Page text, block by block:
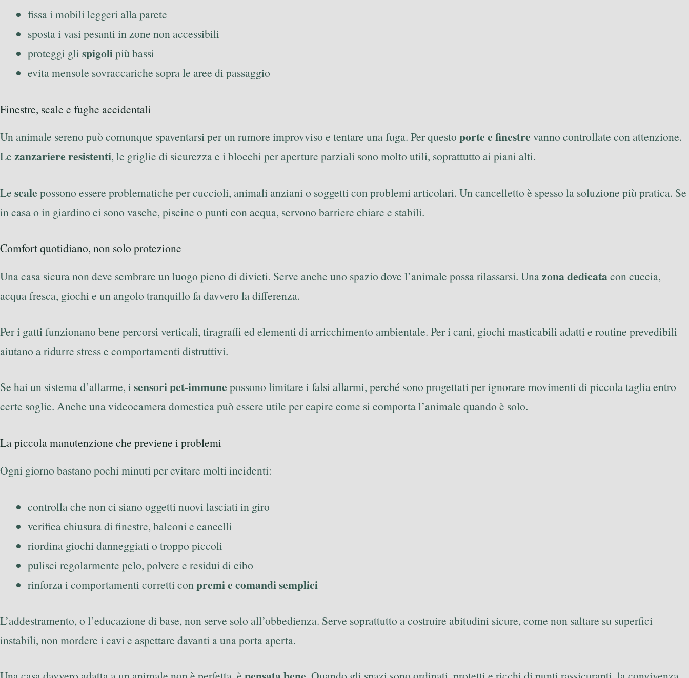
fissa i mobili leggeri alla parete
sposta i vasi pesanti in zone non accessibili
proteggi glispigolipiù bassi
evita mensole sovraccariche sopra le aree di passaggio
Finestre, scale e fughe accidentali
Un animale sereno può comunque spaventarsi per un rumore improvviso e tentare una fuga. Per questo porte e finestre vanno controllate con attenzione.
Le zanzariere resistenti, le griglie di sicurezza e i blocchi per aperture parziali sono molto utili, soprattutto ai piani alti.
Le scale possono essere problematiche per cuccioli, animali anziani o soggetti con problemi articolari. Un cancelletto è spesso la soluzione più pratica. Se
in casa o in giardino ci sono vasche, piscine o punti con acqua, servono barriere chiare e stabili.
Comfort quotidiano, non solo protezione
Una casa sicura non deve sembrare un luogo pieno di divieti. Serve anche uno spazio dove l’animale possa rilassarsi. Unazona dedicatacon cuccia,
acqua fresca, giochi e un angolo tranquillo fa davvero la differenza.
Per i gatti funzionano bene percorsi verticali, tiragraffi ed elementi di arricchimento ambientale. Per i cani, giochi masticabili adatti e routine prevedibili
aiutano a ridurre stress e comportamenti distruttivi.
Se hai un sistema d’allarme, isensori pet-immune possono limitare i falsi allarmi, perché sono progettati per ignorare movimenti di piccola taglia entro
certe soglie. Anche una videocamera domestica può essere utile per capire come si comporta l’animale quando è solo.
La piccola manutenzione che previene i problemi
Ogni giorno bastano pochi minuti per evitare molti incidenti:
controlla che non ci siano oggetti nuovi lasciati in giro
verifica chiusura di finestre, balconi e cancelli
riordina giochi danneggiati o troppo piccoli
pulisci regolarmente pelo, polvere e residui di cibo
rinforza i comportamenti corretti con premi e comandi semplici
L’addestramento, o l’educazione di base, non serve solo all’obbedienza. Serve soprattutto a costruire abitudini sicure, come non saltare su superfici
instabili, non mordere i cavi e aspettare davanti a una porta aperta.